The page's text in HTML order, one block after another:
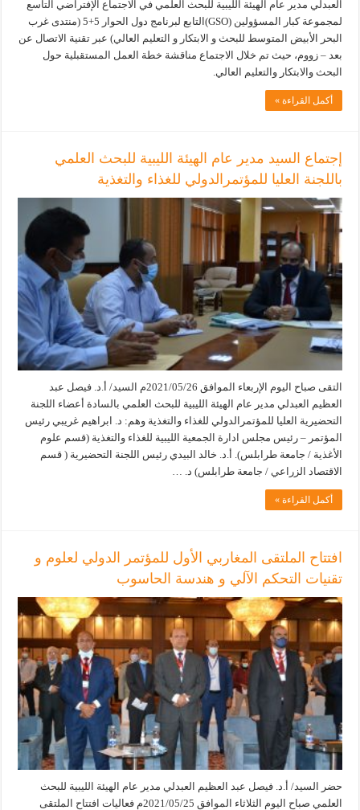
العبدلي مدير عام الهيئة الليبية للبحث العلمي في الاجتماع الإفتراضي التاسع
لمجموعة كبار المسؤولين (GSO)التابع لبرنامج دول الحوار 5+5 (منتدى غرب
البحر الأبيض المتوسط للبحث و الابتكار و التعليم العالي) عبر تقنية الاتصال عن
بعد – زووم، حيث تم خلال الاجتماع مناقشة خطة العمل المستقبلية حول
البحث والابتكار والتعليم العالي.
أكمل القراءة »
إجتماع السيد مدير عام الهيئة الليبية للبحث العلمي
باللجنة العليا للمؤتمرالدولي للغذاء والتغذية
التقى صباح اليوم الإربعاء الموافق 2021/05/26م السيد/ أ.د. فيصل عبد
العظيم العبدلي مدير عام الهيئة الليبية للبحث العلمي بالسادة أعضاء اللجنة
التحضيرية العليا للمؤتمرالدولي للغذاء والتغذية وهم: د. ابراهيم غريبي رئيس
المؤتمر – رئيس مجلس ادارة الجمعية الليبية للغذاء والتغذية (قسم علوم
الأغذية / جامعة طرابلس). أ.د. خالد البيدي رئيس اللجنة التحضيرية ( قسم
الاقتصاد الزراعي / جامعة طرابلس) د. …
أكمل القراءة »
افتتاح الملتقى المغاربي الأول للمؤتمر الدولي لعلوم و
تقنيات التحكم الآلي و هندسة الحاسوب
حضر السيد/ أ.د. فيصل عبد العظيم العبدلي مدير عام الهيئة الليبية للبحث
العلمي صباح اليوم الثلاثاء الموافق 2021/05/25م فعاليات افتتاح الملتقى